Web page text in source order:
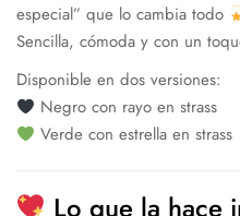
especial” que lo cambia todo
Sencilla, cómoda y con un
Disponible en dos versiones:
Negro con rayo en strass
Verde con estrella en strass
Lo que la hace